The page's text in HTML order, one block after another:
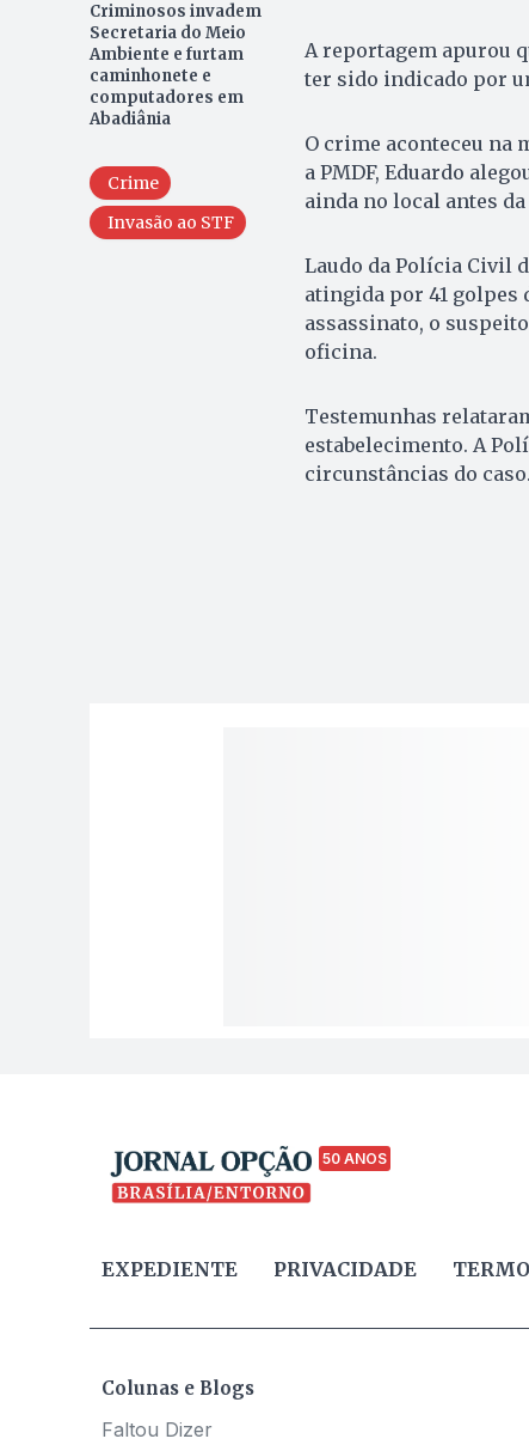
Criminosos invadem
Secretaria do Meio
Ambiente e furtam
caminhonete e
computadores em
Abadiânia
Crime
Invasão ao STF
A reportagem apurou
ter sido indicado por
O crime aconteceu na
a PMDF, Eduardo
ainda no local antes
Laudo da Polícia Civil
atingida por 41 golpes
assassinato, o
oficina.
Testemunhas
estabelecimento. A
circunstâncias do caso.
50 ANOS
EXPEDIENTE PRIVACIDADE
Colunas e Blogs
Faltou Dizer